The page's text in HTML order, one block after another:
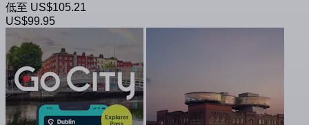
低至 US$105.21
US$99.95